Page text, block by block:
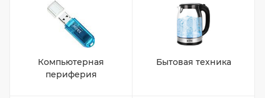
Компьютерная
периферия
Бытовая техника